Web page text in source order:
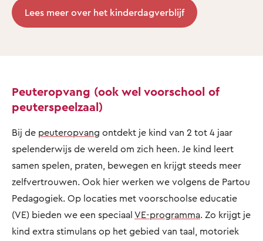
Lees meer over het kinderdagverblijf
Peuteropvang (ook wel voorschool of
peuterspeelzaal)
Bij de peuteropvang ontdekt je kind van 2 tot 4 jaar
spelenderwijs de wereld om zich heen. Je kind leert
samen spelen, praten, bewegen en krijgt steeds meer
zelfvertrouwen. Ook hier werken we volgens de Partou
Pedagogiek. Op locaties met voorschoolse educatie
(VE) bieden we een speciaal VE-programma. Zo krijgt je
kind extra stimulans op het gebied van taal, motoriek